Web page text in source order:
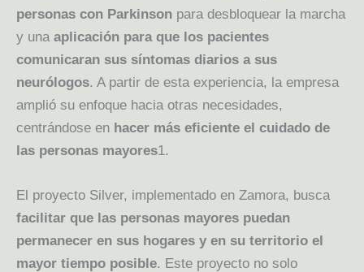
personas con Parkinson para desbloquear la marcha
y una aplicación para que los pacientes
comunicaran sus síntomas diarios a sus
neurólogos. A partir de esta experiencia, la empresa
amplió su enfoque hacia otras necesidades,
centrándose en hacer más eficiente el cuidado de
las personas mayores1.
El proyecto Silver, implementado en Zamora, busca
facilitar que las personas mayores puedan
permanecer en sus hogares y en su territorio el
mayor tiempo posible. Este proyecto no solo